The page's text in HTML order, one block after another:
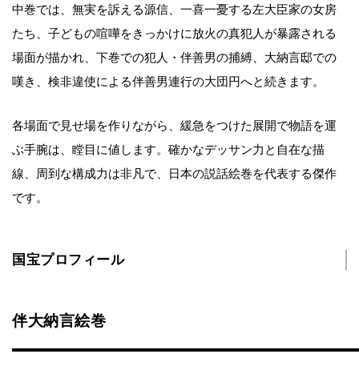
中巻では、無実を訴える源信、一喜一憂する左大臣家の女房
たち、子どもの喧嘩をきっかけに放火の真犯人が暴露される
場面が描かれ、下巻での犯人・伴善男の捕縛、大納言邸での
嘆き、検非違使による伴善男連行の大団円へと続きます。
各場面で見せ場を作りながら、緩急をつけた展開で物語を運
ぶ手腕は、瞠目に値します。確かなデッサン力と自在な描
線、周到な構成力は非凡で、日本の説話絵巻を代表する傑作
です。
国宝プロフィール
伴大納言絵巻